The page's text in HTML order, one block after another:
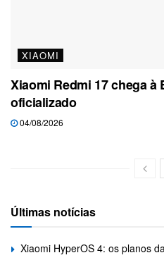
XIAOMI
Xiaomi Redmi 17 chega à
oficializado
04/08/2026
Últimas notícias
Xiaomi HyperOS 4: os planos